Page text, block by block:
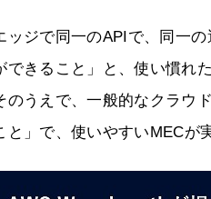
ジで同一のAPIで、同一
できること」と、使い慣れ
うえで、一般的なクラウ
」で、使いやすいMECが